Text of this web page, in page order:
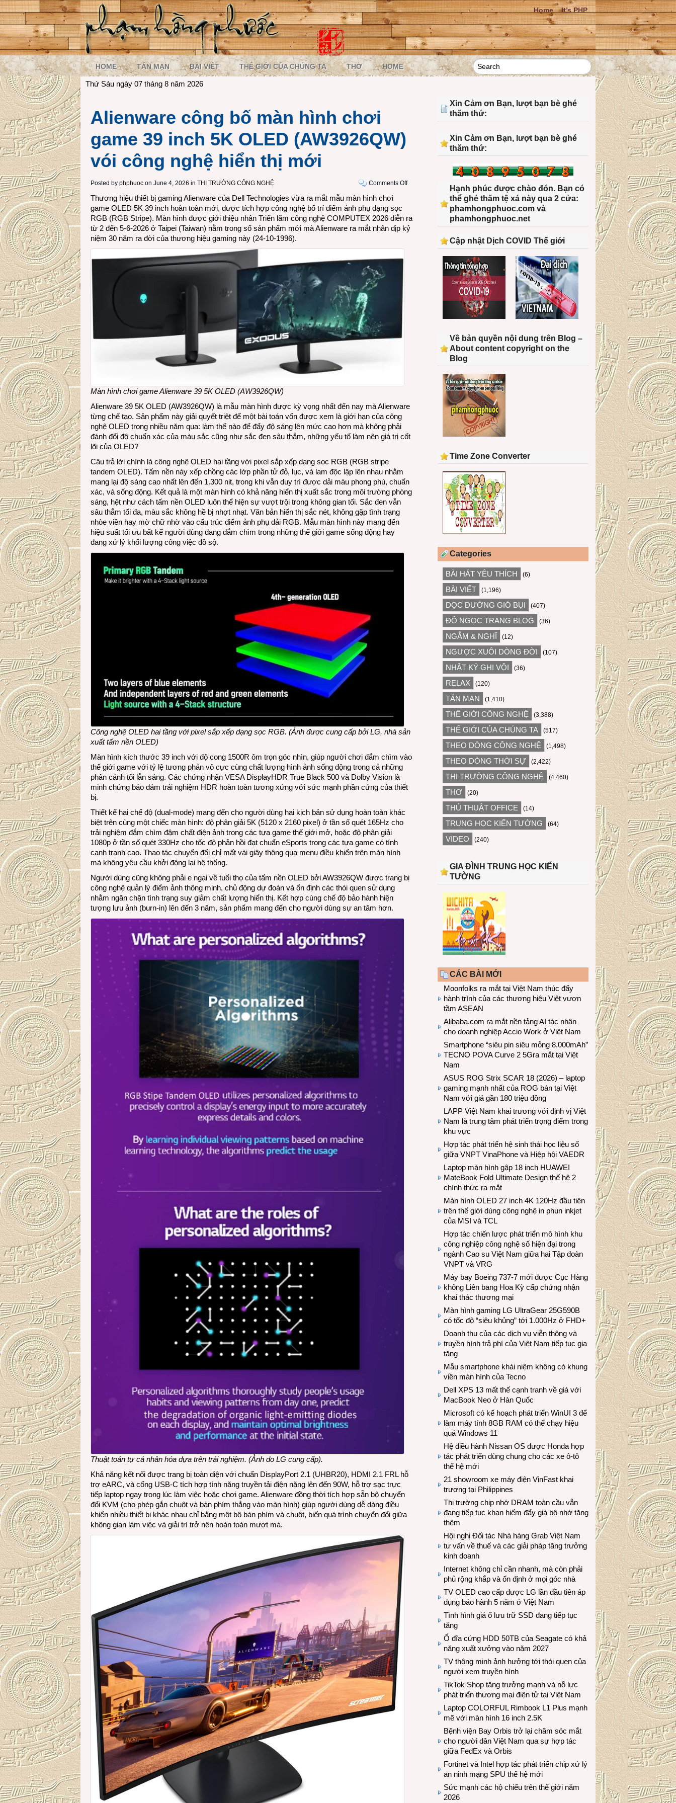
Home It’s PHP
HOME TẢN MẠN BÀI VIẾT THẾ GIỚI CỦA CHÚNG TA THƠ HOME
Thứ Sáu ngày 07 tháng 8 năm 2026
Alienware công bố màn hình chơi
game 39 inch 5K OLED (AW3926QW)
vói công nghệ hiển thị mới
Posted by phphuoc on June 4, 2026 in THỊ TRƯỜNG CÔNG NGHỆ Comments Offon
màn
hình
Thương hiệu thiết bị gaming Alienware của Dell Technologies vừa ra mắt mẫu màn hình chơi
game OLED 5K 39 inch hoàn toàn mới, được tích hợp công nghệ bố trí điểm ảnh phụ dạng sọc
RGB (RGB Stripe). Màn hình được giới thiệu nhân Triển lãm công nghệ COMPUTEX 2026 diễn ra
từ 2 đến 5-6-2026 ở Taipei (Taiwan) nằm trong số sản phẩm mới mà Alienware ra mắt nhân dịp kỷ
niệm 30 năm ra đời của thương hiệu gaming này (24-10-1996).
Màn hình chơi game Alienware 39 5K OLED (AW3926QW)
Alienware 39 5K OLED (AW3926QW) là mẫu màn hình được kỳ vọng nhất đến nay mà Alienware
từng chế tạo. Sản phẩm này giải quyết triệt để một bài toán vốn được xem là giới hạn của công
nghệ OLED trong nhiều năm qua: làm thế nào để đẩy độ sáng lên mức cao hơn mà không phải
đánh đổi độ chuẩn xác của màu sắc cũng như sắc đen sâu thẳm, những yếu tố làm nên giá trị cốt
lõi của OLED?
Câu trả lời chính là công nghệ OLED hai tầng với pixel sắp xếp dạng sọc RGB (RGB stripe
tandem OLED). Tấm nền này xếp chồng các lớp phần tử đỏ, lục, và lam độc lập lên nhau nhằm
mang lại độ sáng cao nhất lên đến 1.300 nit, trong khi vẫn duy trì được dải màu phong phú, chuẩn
xác, và sống động. Kết quả là một màn hình có khả năng hiển thị xuất sắc trong môi trường phòng
sáng, hệt như cách tấm nền OLED luôn thể hiện sự vượt trội trong không gian tối. Sắc đen vẫn
sâu thẳm tối đa, màu sắc không hề bị nhợt nhạt. Văn bản hiển thị sắc nét, không gặp tình trạng
nhòe viền hay mờ chữ nhờ vào cấu trúc điểm ảnh phụ dải RGB. Mẫu màn hình này mang đến
hiệu suất tối ưu bất kể người dùng đang đắm chìm trong những thế giới game sống động hay
đang xử lý khối lượng công việc đồ sộ.
Công nghệ OLED hai tầng với pixel sắp xếp dạng sọc RGB. (Ảnh được cung cấp bởi LG, nhà sản
xuất tấm nền OLED)
Màn hình kích thước 39 inch với độ cong 1500R ôm trọn góc nhìn, giúp người chơi đắm chìm vào
thế giới game với tỷ lệ tương phản vô cực cùng chất lượng hình ảnh sống động trong cả những
phân cảnh tối lẫn sáng. Các chứng nhận VESA DisplayHDR True Black 500 và Dolby Vision là
minh chứng bảo đảm trải nghiệm HDR hoàn toàn tương xứng với sức mạnh phần cứng của thiết
bị.
Thiết kế hai chế độ (dual-mode) mang đến cho người dùng hai kịch bản sử dụng hoàn toàn khác
biệt trên cùng một chiếc màn hình: độ phân giải 5K (5120 x 2160 pixel) ở tần số quét 165Hz cho
trải nghiệm đắm chìm đậm chất điện ảnh trong các tựa game thế giới mở, hoặc độ phân giải
1080p ở tần số quét 330Hz cho tốc độ phản hồi đạt chuẩn eSports trong các tựa game có tính
cạnh tranh cao. Thao tác chuyển đổi chỉ mất vài giây thông qua menu điều khiển trên màn hình
mà không yêu cầu khởi động lại hệ thống.
Người dùng cũng không phải e ngại về tuổi thọ của tấm nền OLED bởi AW3926QW được trang bị
công nghệ quản lý điểm ảnh thông minh, chủ động dự đoán và ổn định các thói quen sử dụng
nhằm ngăn chặn tình trạng suy giảm chất lượng hiển thị. Kết hợp cùng chế độ bảo hành hiện
tượng lưu ảnh (burn-in) lên đến 3 năm, sản phẩm mang đến cho người dùng sự an tâm hơn.
Thuật toán tự cá nhân hóa dựa trên trải nghiệm. (Ảnh do LG cung cấp).
Khả năng kết nối được trang bị toàn diện với chuẩn DisplayPort 2.1 (UHBR20), HDMI 2.1 FRL hỗ
trợ eARC, và cổng USB-C tích hợp tính năng truyền tải điện năng lên đến 90W, hỗ trợ sạc trực
tiếp laptop ngay trong lúc làm việc hoặc chơi game. Alienware đồng thời tích hợp sẵn bộ chuyển
đổi KVM (cho phép gắn chuột và bàn phím thẳng vào màn hình) giúp người dùng dễ dàng điều
khiển nhiều thiết bị khác nhau chỉ bằng một bộ bàn phím và chuột, biến quá trình chuyển đổi giữa
không gian làm việc và giải trí trở nên hoàn toàn mượt mà.
Xin Cảm ơn Bạn, lượt bạn bè ghé
thăm thứ:
Xin Cảm ơn Bạn, lượt bạn bè ghé
thăm thứ:
Hạnh phúc được chào đón. Bạn có
thể ghé thăm tệ xá này qua 2 cửa:
phamhongphuoc.com và
phamhongphuoc.net
Cập nhật Dịch COVID Thế giới
Về bản quyền nội dung trên Blog –
About content copyright on the
Blog
Time Zone Converter
Categories
BÀI HÁT YÊU THÍCH (6)
BÀI VIẾT (1,196)
DỌC ĐƯỜNG GIÓ BỤI (407)
ĐỖ NGỌC TRANG BLOG (36)
NGẪM & NGHĨ (12)
NGƯỢC XUÔI DÒNG ĐỜI (107)
NHẬT KÝ GHI VỘI (36)
RELAX (120)
TẢN MẠN (1,410)
THẾ GIỚI CÔNG NGHỆ (3,388)
THẾ GIỚI CỦA CHÚNG TA (517)
THEO DÒNG CÔNG NGHỆ (1,498)
THEO DÒNG THỜI SỰ (2,422)
THỊ TRƯỜNG CÔNG NGHỆ (4,460)
THƠ (20)
THỦ THUẬT OFFICE (14)
TRUNG HỌC KIẾN TƯỜNG (64)
VIDEO (240)
GIA ĐÌNH TRUNG HỌC KIẾN
TƯỜNG
CÁC BÀI MỚI
Moonfolks ra mắt tại Việt Nam thúc đẩy
hành trình của các thương hiệu Việt vươn
tầm ASEAN
Alibaba.com ra mắt nền tảng AI tác nhân
cho doanh nghiệp Accio Work ở Việt Nam
Smartphone “siêu pin siêu mỏng 8.000mAh”
TECNO POVA Curve 2 5Gra mắt tại Việt
Nam
ASUS ROG Strix SCAR 18 (2026) – laptop
gaming mạnh nhất của ROG bán tại Việt
Nam với giá gần 180 triệu đồng
LAPP Việt Nam khai trương với định vị Việt
Nam là trung tâm phát triển trọng điểm trong
khu vực
Hợp tác phát triển hệ sinh thái học liệu số
giữa VNPT VinaPhone và Hiệp hội VAEDR
Laptop màn hình gập 18 inch HUAWEI
MateBook Fold Ultimate Design thế hệ 2
chính thức ra mắt
Màn hình OLED 27 inch 4K 120Hz đầu tiên
trên thế giới dùng công nghệ in phun inkjet
của MSI và TCL
Hợp tác chiến lược phát triển mô hình khu
công nghiệp công nghệ số hiện đại trong
ngành Cao su Việt Nam giữa hai Tập đoàn
VNPT và VRG
Máy bay Boeing 737-7 mới được Cục Hàng
không Liên bang Hoa Kỳ cấp chứng nhận
khai thác thương mại
Màn hình gaming LG UltraGear 25G590B
có tốc độ “siêu khủng” tới 1.000Hz ở FHD+
Doanh thu của các dịch vụ viễn thông và
truyền hình trả phí của Việt Nam tiếp tục gia
tăng
Mẫu smartphone khái niệm không có khung
viền màn hình của Tecno
Dell XPS 13 mất thế cạnh tranh về giá với
MacBook Neo ở Hàn Quốc
Microsoft có kế hoạch phát triển WinUI 3 để
làm máy tính 8GB RAM có thể chạy hiệu
quả Windows 11
Hệ điều hành Nissan OS được Honda hợp
tác phát triển dùng chung cho các xe ô-tô
thế hệ mới
21 showroom xe máy điện VinFast khai
trương tại Philippines
Thị trường chip nhớ DRAM toàn cầu vẫn
đang tiếp tục khan hiếm đẩy giá bộ nhớ tăng
thêm
Hội nghị Đối tác Nhà hàng Grab Việt Nam
tư vấn về thuế và các giải pháp tăng trưởng
kinh doanh
Internet không chỉ cần nhanh, mà còn phải
phủ rộng khắp và ổn định ở mọi góc nhà
TV OLED cao cấp được LG lần đầu tiên áp
dụng bảo hành 5 năm ở Việt Nam
Tình hình giá ổ lưu trữ SSD đang tiếp tục
tăng
Ổ đĩa cứng HDD 50TB của Seagate có khả
năng xuất xưởng vào năm 2027
TV thông minh ảnh hưởng tới thói quen của
người xem truyền hình
TikTok Shop tăng trưởng mạnh và nỗ lực
phát triển thương mại điện tử tại Việt Nam
Laptop COLORFUL Rimbook L1 Plus mạnh
mẽ với màn hình 16 inch 2.5K
Bệnh viện Bay Orbis trở lại chăm sóc mắt
cho người dân Việt Nam qua sự hợp tác
giữa FedEx và Orbis
Fortinet và Intel hợp tác phát triển chip xử lý
an ninh mạng SPU thế hệ mới
Sức mạnh các hộ chiếu trên thế giới năm
2026